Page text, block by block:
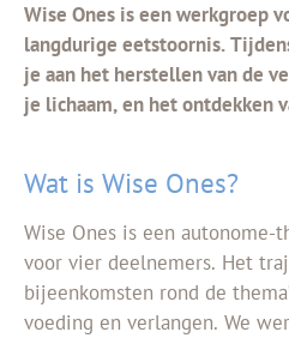
Wise Ones is een werkgroep
langdurige eetstoornis.
je aan het herstellen van de
je lichaam, en het ontdekken
Wat is Wise Ones?
Wise Ones is een autonome-
voor vier deelnemers. Het
bijeenkomsten rond de
voeding en verlangen. We